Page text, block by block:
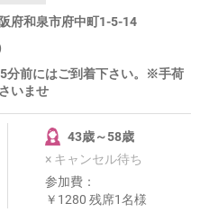
府和泉市府中町1-5-14
前にはご到着下さい。※手荷
いませ
43歳～58歳
× キャンセル待ち
参加費：
￥1280 残席1名様